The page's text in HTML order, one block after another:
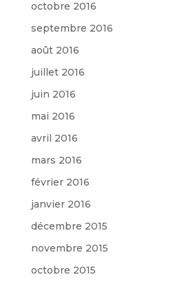
octobre 2016
septembre 2016
août 2016
juillet 2016
juin 2016
mai 2016
avril 2016
mars 2016
février 2016
janvier 2016
décembre 2015
novembre 2015
octobre 2015